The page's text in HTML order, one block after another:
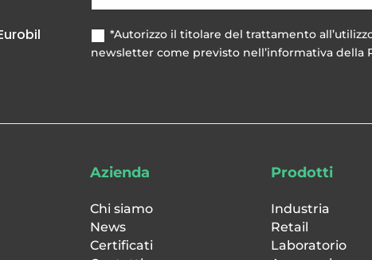
*Autorizzo il titolare del trattamento
newsletter come previsto nell’informativa della
Azienda
Chi siamo
News
Certificati
Prodotti
Industria
Retail
Laboratorio